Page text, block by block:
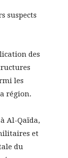
suspects
des
les
région.
Al-Qaïda,
et
du